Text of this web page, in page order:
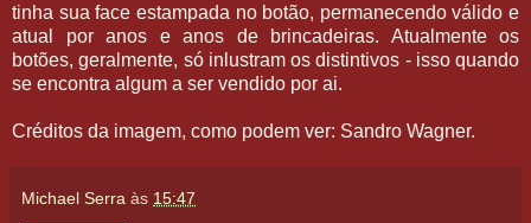
tinha sua face estampada no botão, permanecendo válido e
atual por anos e anos de brincadeiras. Atualmente os
botões, geralmente, só inlustram os distintivos - isso quando
se encontra algum a ser vendido por ai.
Créditos da imagem, como podem ver: Sandro Wagner.
Michael Serra às 15:47